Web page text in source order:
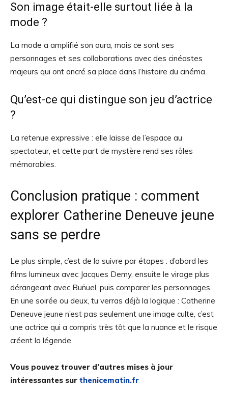
Son image était-elle surtout liée à la
mode ?
La mode a amplifié son aura, mais ce sont ses
personnages et ses collaborations avec des cinéastes
majeurs qui ont ancré sa place dans l’histoire du cinéma.
Qu’est-ce qui distingue son jeu d’actrice
?
La retenue expressive : elle laisse de l’espace au
spectateur, et cette part de mystère rend ses rôles
mémorables.
Conclusion pratique : comment
explorer Catherine Deneuve jeune
sans se perdre
Le plus simple, c’est de la suivre par étapes : d’abord les
films lumineux avec Jacques Demy, ensuite le virage plus
dérangeant avec Buñuel, puis comparer les personnages.
En une soirée ou deux, tu verras déjà la logique : Catherine
Deneuve jeune n’est pas seulement une image culte, c’est
une actrice qui a compris très tôt que la nuance et le risque
créent la légende.
Vous pouvez trouver d’autres mises à jour
intéressantes sur thenicematin.fr